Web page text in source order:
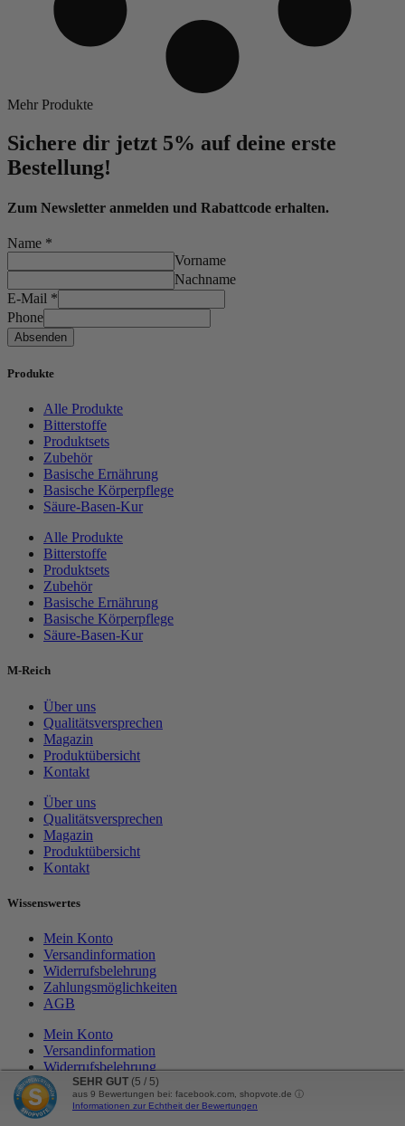
Mehr Produkte
Sichere dir jetzt 5% auf deine erste
Bestellung!
Zum Newsletter anmelden und Rabattcode erhalten.
Name *
Vorname
Nachname
E-Mail *
Phone
Absenden
Produkte
Alle Produkte
Bitterstoffe
Produktsets
Zubehör
Basische Ernährung
Basische Körperpflege
Säure-Basen-Kur
Alle Produkte
Bitterstoffe
Produktsets
Zubehör
Basische Ernährung
Basische Körperpflege
Säure-Basen-Kur
M-Reich
Über uns
Qualitätsversprechen
Magazin
Produktübersicht
Kontakt
Über uns
Qualitätsversprechen
Magazin
Produktübersicht
Kontakt
Wissenswertes
Mein Konto
Versandinformation
Widerrufsbelehrung
Zahlungsmöglichkeiten
AGB
Mein Konto
Versandinformation
Widerrufsbelehrung
Zahlungsmöglichkeiten
AGB
SEHR GUT (5 / 5)
aus 9 Bewertungen bei: facebook.com, shopvote.de ⓘ
Informationen zur Echtheit der Bewertungen